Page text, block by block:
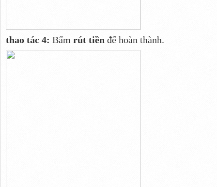
thao tác 4: Bấm rút tiền để hoàn thành.